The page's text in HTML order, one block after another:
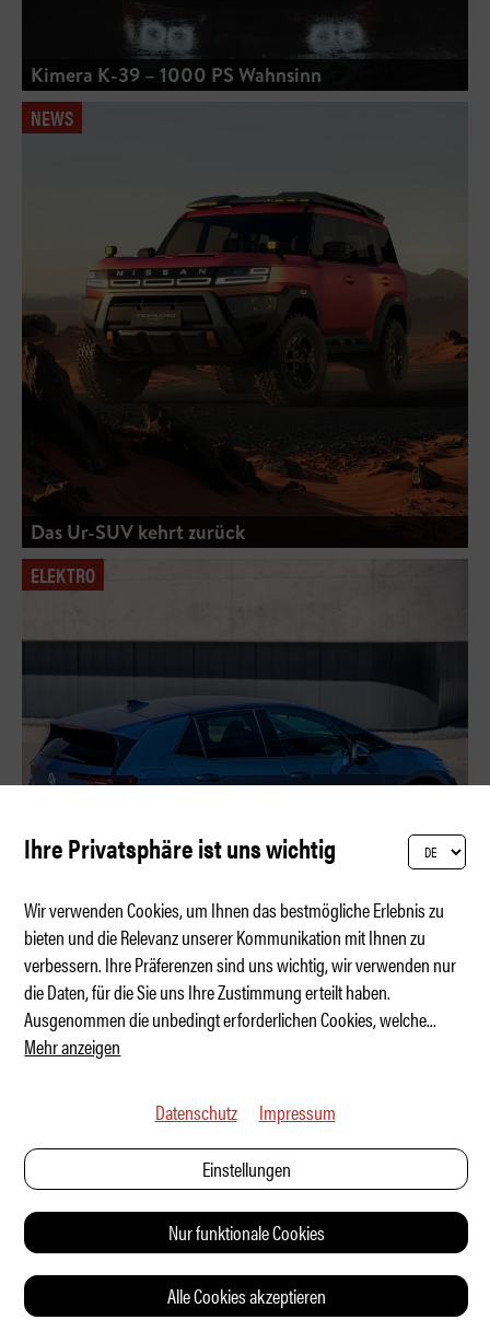
Kimera K-39 – 1000 PS Wahnsinn
NEWS
Das Ur-SUV kehrt zurück
ELEKTRO
VW ID.3 Neo – mehr Golf wagen
Ihre Privatsphäre ist uns wichtig
Wir verwenden Cookies, um Ihnen das bestmögliche Erlebnis zu
bieten und die Relevanz unserer Kommunikation mit Ihnen zu
verbessern. Ihre Präferenzen sind uns wichtig, wir verwenden nur
die Daten, für die Sie uns Ihre Zustimmung erteilt haben.
Ausgenommen die unbedingt erforderlichen Cookies, welche...
Mehr anzeigen
Datenschutz Impressum
Einstellungen
Nur funktionale Cookies
Alle Cookies akzeptieren